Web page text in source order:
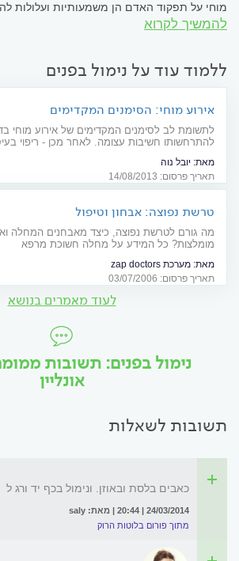
מוחי על תפקוד האדם הן משמעותיות ועלולות
להמשיך לקרוא
ללמוד עוד על נימול בפנים
אירוע מוחי: הסימנים המקדימים
לתשומת לב לסימנים המקדימים של אירוע מוחי
להתרחשותו חשיבות עצומה. לאחר מכן - ריפוי
מאת: יובל נוה
תאריך פרסום: 14/08/2013
טרשת נפוצה: אבחון וטיפול
מה גורם לטרשת נפוצה, כיצד מאבחנים המחלה
מומלצות? כל המידע על מחלה חשוכת מרפא
מאת: מערכת zap doctors
תאריך פרסום: 03/07/2006
לעוד מאמרים בנושא
נימול בפנים: תשובות
אונליין
תשובות לשאלות
כאבים בלסת ובאוזן. ונימול בכף יד ורג ל
24/03/2014 | 20:44 | מאת: saly
מתוך פורום בלוטות הרוק